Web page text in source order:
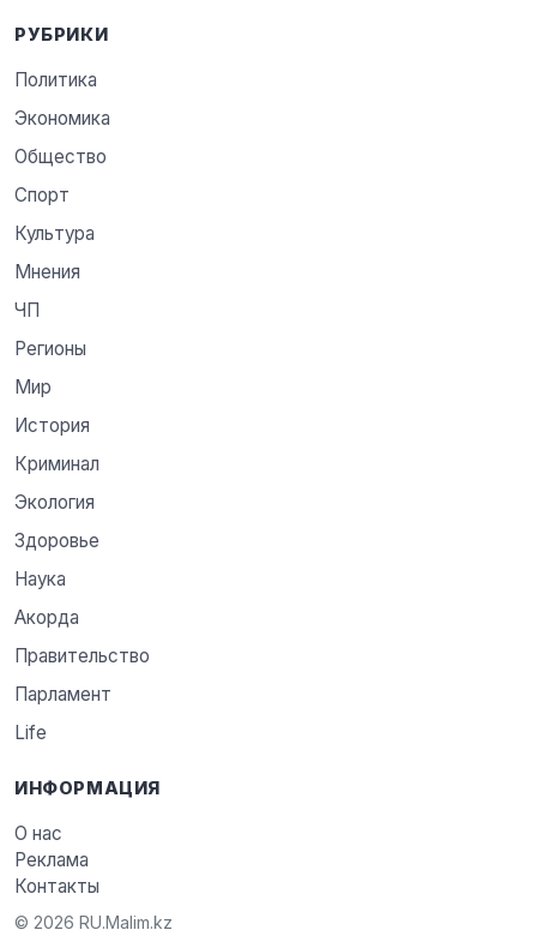
РУБРИКИ
Политика
Экономика
Общество
Спорт
Культура
Мнения
ЧП
Регионы
Мир
История
Криминал
Экология
Здоровье
Наука
Акорда
Правительство
Парламент
Life
ИНФОРМАЦИЯ
О нас
Реклама
Контакты
© 2026 RU.Malim.kz